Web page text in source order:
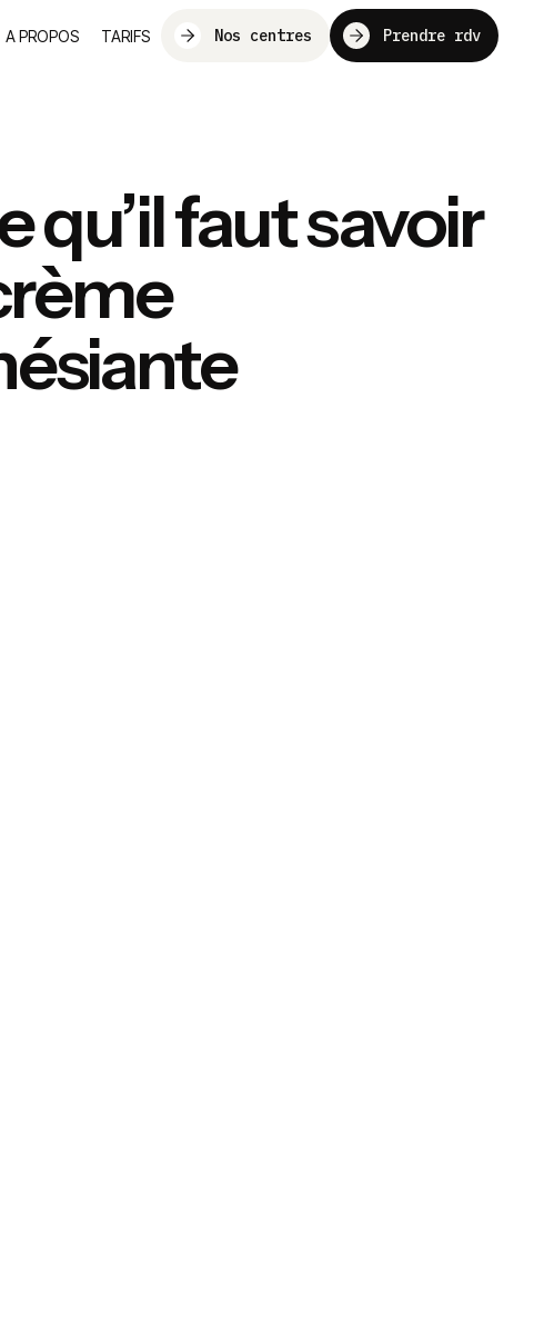
A PROPOS TARIFS Nos centres Prendre rdv
qu’il faut savoir